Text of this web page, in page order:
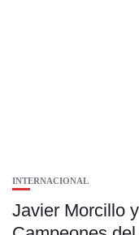
INTERNACIONAL
Javier Morcillo